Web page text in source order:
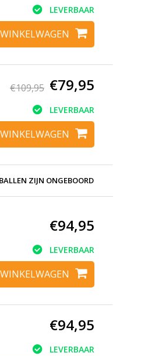
LEVERBAAR
€109,95 €79,95
LEVERBAAR
ZIJN ONGEBOORD
€94,95
LEVERBAAR
€94,95
LEVERBAAR